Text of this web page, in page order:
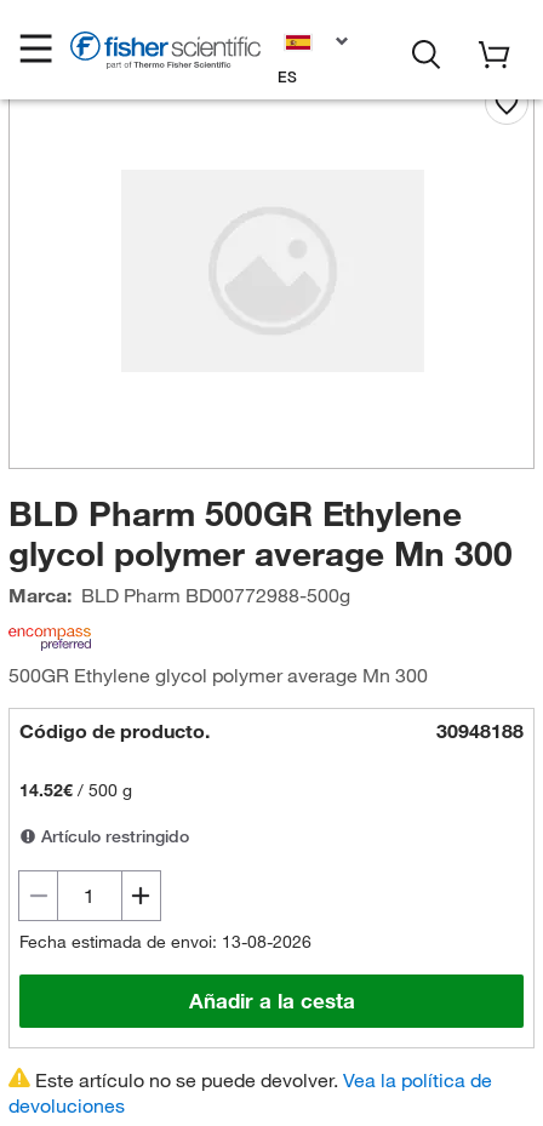
ES
BLD Pharm 500GR Ethylene
glycol polymer average Mn 300
Marca: BLD Pharm BD00772988-500g
500GR Ethylene glycol polymer average Mn 300
Código de producto. 30948188
14.52€/ 500 g
Artículo restringido
Fecha estimada de envoi: 13-08-2026
Añadir a la cesta
Este artículo no se puede devolver. Vea la política de
devoluciones